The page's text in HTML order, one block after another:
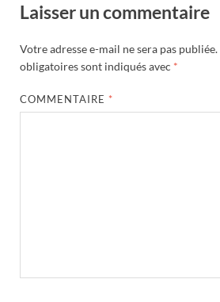
Laisser un commentaire
Votre adresse e-mail ne sera pas publiée.
obligatoires sont indiqués avec *
COMMENTAIRE *